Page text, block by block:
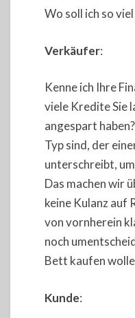
Wo soll ich so
Verkäufer:
Kenne ich Ihre
viele Kredite Sie
angespart
Typ sind, der
unterschreibt,
Das machen wir
keine Kulanz auf
von vornherein
noch
Bett kaufen
Kunde: